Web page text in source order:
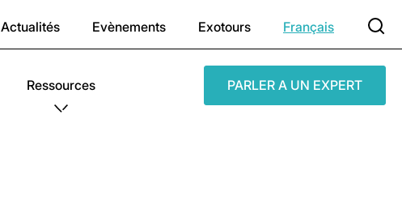
Actualités Evènements Exotours Français
Ressources PARLER A UN EXPERT